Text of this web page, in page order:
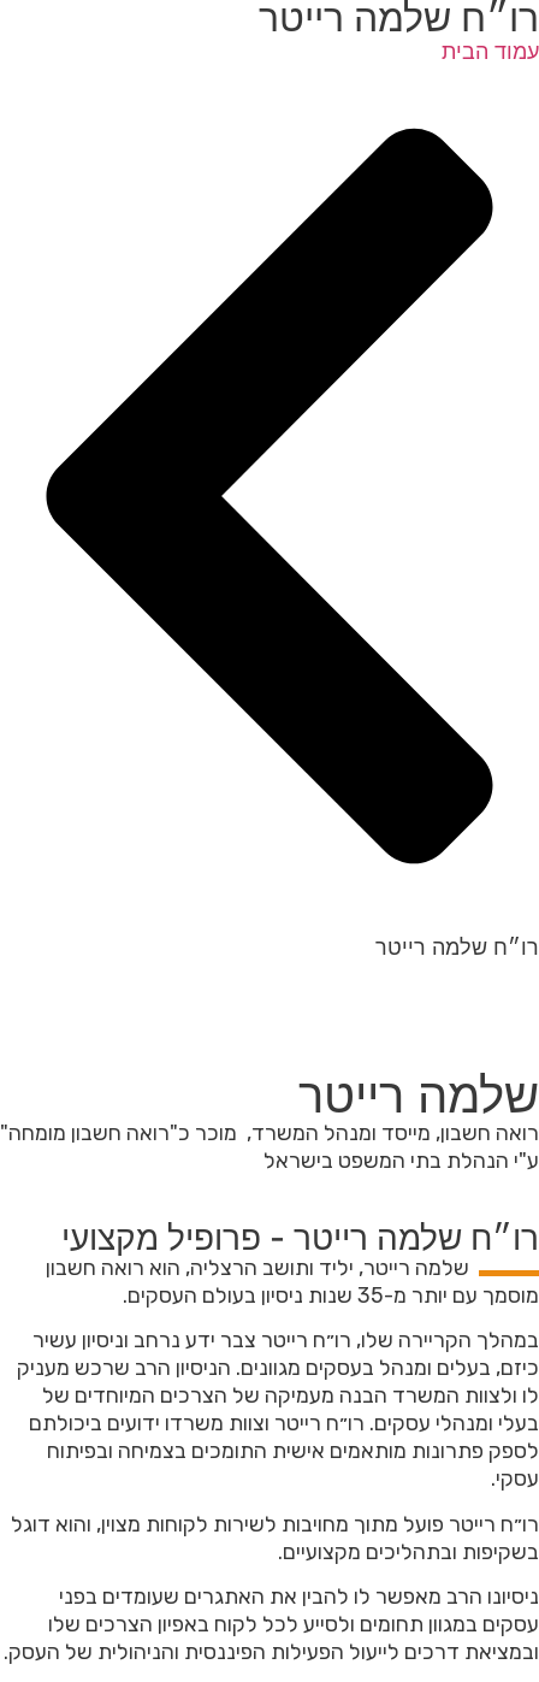
רו״ח שלמה רייטר
עמוד הבית
רו״ח שלמה רייטר
שלמה רייטר
רואה חשבון, מייסד ומנהל המשרד, מוכר כ"רואה חשבון מומחה"
ע"י הנהלת בתי המשפט בישראל
רו״ח שלמה רייטר - פרופיל מקצועי
שלמה רייטר, יליד ותושב הרצליה, הוא רואה חשבון
מוסמך עם יותר מ-35 שנות ניסיון בעולם העסקים.
במהלך הקריירה שלו, רו״ח רייטר צבר ידע נרחב וניסיון עשיר
כיזם, בעלים ומנהל בעסקים מגוונים. הניסיון הרב שרכש מעניק
לו ולצוות המשרד הבנה מעמיקה של הצרכים המיוחדים של
בעלי ומנהלי עסקים. רו״ח רייטר וצוות משרדו ידועים ביכולתם
לספק פתרונות מותאמים אישית התומכים בצמיחה ובפיתוח
עסקי.
רו״ח רייטר פועל מתוך מחויבות לשירות לקוחות מצוין, והוא דוגל
בשקיפות ובתהליכים מקצועיים.
ניסיונו הרב מאפשר לו להבין את האתגרים שעומדים בפני
עסקים במגוון תחומים ולסייע לכל לקוח באפיון הצרכים שלו
ובמציאת דרכים לייעול הפעילות הפיננסית והניהולית של העסק.